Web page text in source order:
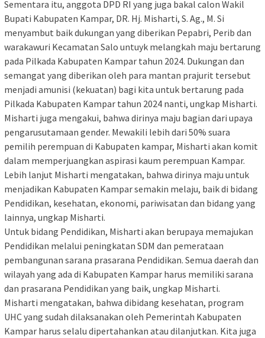
Sementara itu, anggota DPD RI yang juga bakal calon Wakil
Bupati Kabupaten Kampar, DR. Hj. Misharti, S. Ag., M. Si
menyambut baik dukungan yang diberikan Pepabri, Perib dan
warakawuri Kecamatan Salo untuyk melangkah maju bertarung
pada Pilkada Kabupaten Kampar tahun 2024. Dukungan dan
semangat yang diberikan oleh para mantan prajurit tersebut
menjadi amunisi (kekuatan) bagi kita untuk bertarung pada
Pilkada Kabupaten Kampar tahun 2024 nanti, ungkap Misharti.
Misharti juga mengakui, bahwa dirinya maju bagian dari upaya
pengarusutamaan gender. Mewakili lebih dari 50% suara
pemilih perempuan di Kabupaten kampar, Misharti akan komit
dalam memperjuangkan aspirasi kaum perempuan Kampar.
Lebih lanjut Misharti mengatakan, bahwa dirinya maju untuk
menjadikan Kabupaten Kampar semakin melaju, baik di bidang
Pendidikan, kesehatan, ekonomi, pariwisatan dan bidang yang
lainnya, ungkap Misharti.
Untuk bidang Pendidikan, Misharti akan berupaya memajukan
Pendidikan melalui peningkatan SDM dan pemerataan
pembangunan sarana prasarana Pendidikan. Semua daerah dan
wilayah yang ada di Kabupaten Kampar harus memiliki sarana
dan prasarana Pendidikan yang baik, ungkap Misharti.
Misharti mengatakan, bahwa dibidang kesehatan, program
UHC yang sudah dilaksanakan oleh Pemerintah Kabupaten
Kampar harus selalu dipertahankan atau dilanjutkan. Kita juga